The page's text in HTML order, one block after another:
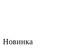
Новинка